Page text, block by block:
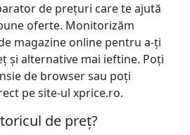
de prețuri care te ajută
oferte. Monitorizăm
magazine online pentru a-ți
și alternative mai ieftine. Poți
de browser sau poți
pe site-ul xprice.ro.
de preț?